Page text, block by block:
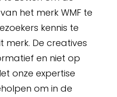
het merk WMF te
kennis te
merk. De creatives
en niet op
onze expertise
om in de